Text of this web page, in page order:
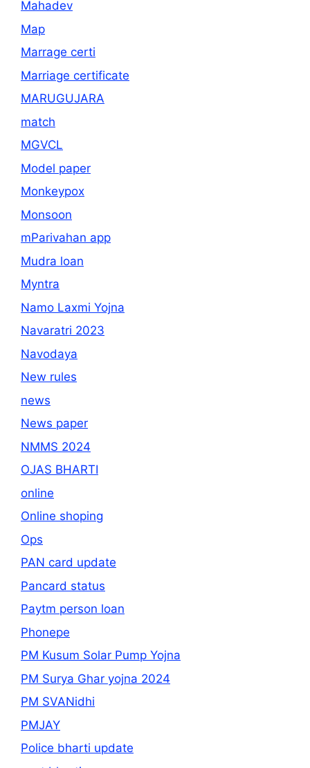
Mahadev
Map
Marrage certi
Marriage certificate
MARUGUJARA
match
MGVCL
Model paper
Monkeypox
Monsoon
mParivahan app
Mudra loan
Myntra
Namo Laxmi Yojna
Navaratri 2023
Navodaya
New rules
news
News paper
NMMS 2024
OJAS BHARTI
online
Online shoping
Ops
PAN card update
Pancard status
Paytm person loan
Phonepe
PM Kusum Solar Pump Yojna
PM Surya Ghar yojna 2024
PM SVANidhi
PMJAY
Police bharti update